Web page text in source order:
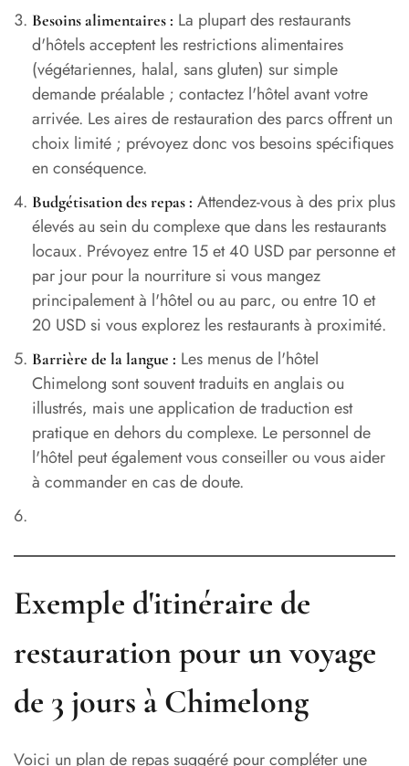
Besoins alimentaires : La plupart des restaurants
d'hôtels acceptent les restrictions alimentaires
(végétariennes, halal, sans gluten) sur simple
demande préalable ; contactez l'hôtel avant votre
arrivée. Les aires de restauration des parcs offrent un
choix limité ; prévoyez donc vos besoins spécifiques
en conséquence.
Budgétisation des repas : Attendez-vous à des prix plus
élevés au sein du complexe que dans les restaurants
locaux. Prévoyez entre 15 et 40 USD par personne et
par jour pour la nourriture si vous mangez
principalement à l'hôtel ou au parc, ou entre 10 et
20 USD si vous explorez les restaurants à proximité.
Barrière de la langue : Les menus de l'hôtel
Chimelong sont souvent traduits en anglais ou
illustrés, mais une application de traduction est
pratique en dehors du complexe. Le personnel de
l'hôtel peut également vous conseiller ou vous aider
à commander en cas de doute.
Exemple d'itinéraire de
restauration pour un voyage
de 3 jours à Chimelong
Voici un plan de repas suggéré pour compléter une